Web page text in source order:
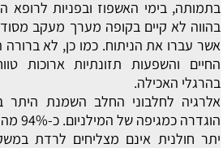
בתמותה, בימי האשפוז ובפניות לרופא
בהווה לא קיים בקופה מערך מעקב
אשר עברו את הניתוח. כמו כן, לא ברורה
החיים והשפעות תזונתיות ארוכות
בהרגלי האכילה.
אלרגיה לחלבוני החלב השמנת היתר
הוגדרה
יתר חולנית אינם מצליחים לרדת